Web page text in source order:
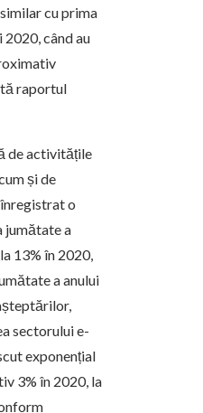
cu prima
2020, când au
raportul
de activitățile
și de
o
jumătate a
13% în 2020,
a anului
sectorului e-
exponențial
3% în 2020, la